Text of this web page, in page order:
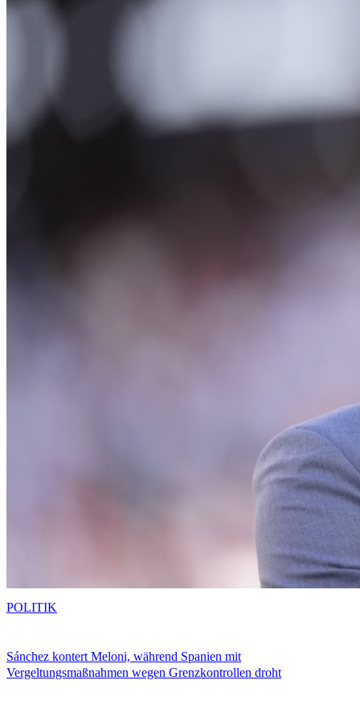
Sánchez kontert Meloni, während Spanien mit
Vergeltungsmaßnahmen wegen Grenzkontrollen droht
POLITIK